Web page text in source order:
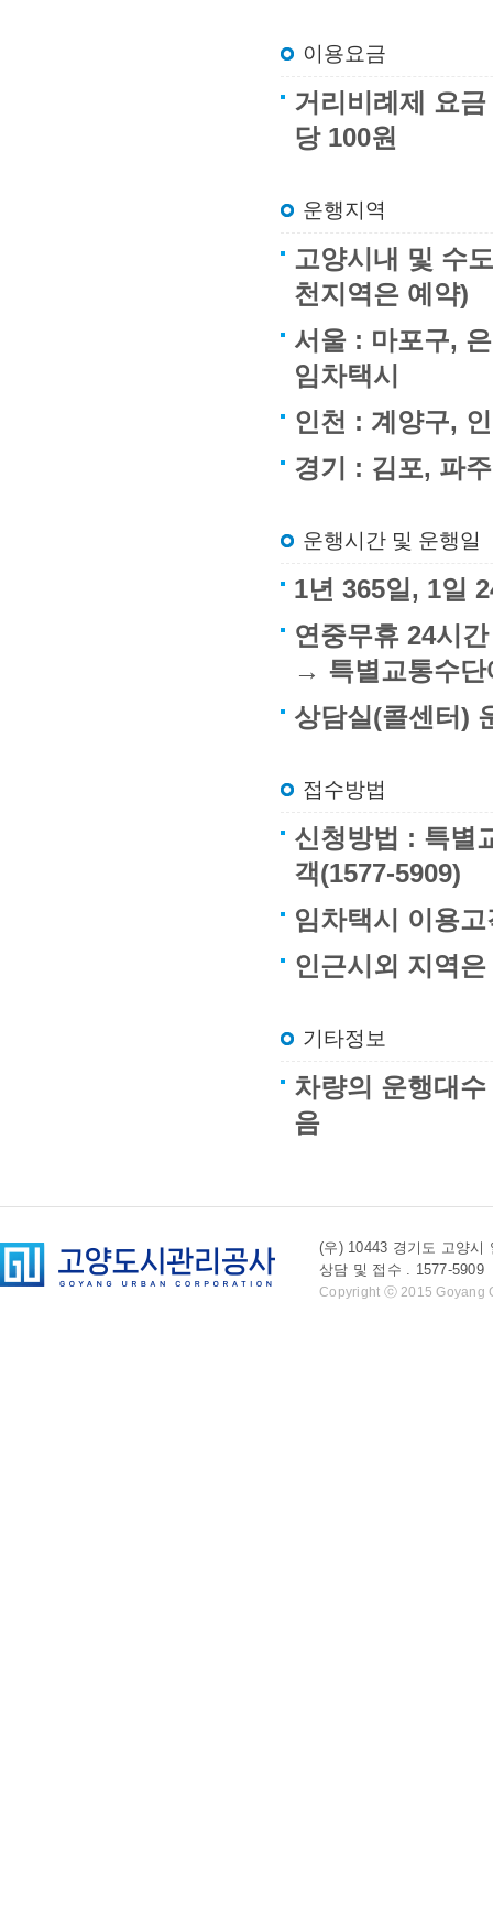
이용요금
거리비례제 요
당 100원
운행지역
고양시내 및 수
천지역은 예약)
서울 : 마포구,
임차택시
인천 : 계양구,
경기 : 김포, 파
운행시간 및 운행일
1년 365일, 1일
연중무휴 24시
→ 특별교통수단
상담실(콜센터)
접수방법
신청방법 : 특별
객(1577-5909)
임차택시 이용
인근시외 지역
기타정보
차량의 운행대
음
(우) 10443 경기도 고양시
상담 및 접수 . 1577-
Copyright ⓒ 2015 Goyang